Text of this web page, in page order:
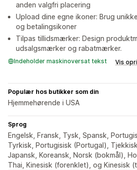
anden valgfri placering
Upload dine egne ikoner: Brug
og betalingsikoner
Tilpas tillidsmærker: Design
udsalgsmærker og rabatmærker.
Indeholder maskinoversat tekst Vis
Populær hos butikker som din
Hjemmehørende i USA
Sprog
Engelsk, Fransk, Tysk, Spansk,
Tyrkisk, Portugisisk (Portugal),
Japansk, Koreansk, Norsk (bokmål),
Thai, Kinesisk (forenklet), og Kinesisk